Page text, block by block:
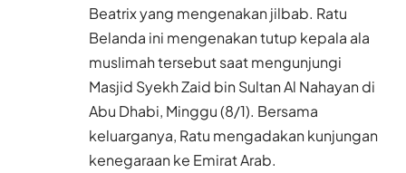
Beatrix yang mengenakan jilbab. Ratu
Belanda ini mengenakan tutup kepala ala
muslimah tersebut saat mengunjungi
Masjid Syekh Zaid bin Sultan Al Nahayan di
Abu Dhabi, Minggu (8/1). Bersama
keluarganya, Ratu mengadakan kunjungan
kenegaraan ke Emirat Arab.